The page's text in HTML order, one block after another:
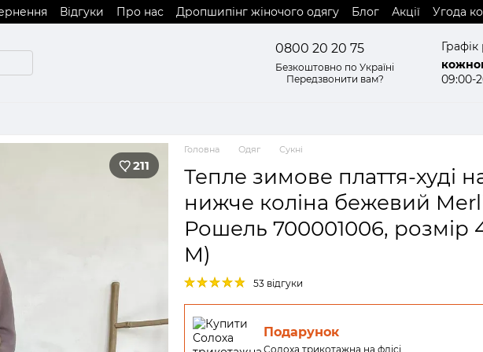
Відгуки Про нас Дропшипінг жіночого одягу Блог Акції
Угода
0800 20 20 75
Безкоштовно по Україні
Передзвонити вам?
09:00-
211
Головна Одяг Сукні
Тепле зимове плаття-худі
нижче коліна бежевий
Рошель 700001006, розмір
M)
53 відгуки
Подарунок
Солоха трикотажна на флісі